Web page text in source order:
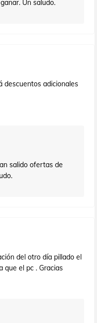
Un saludo.
descuentos adicionales
salido ofertas de
del otro día pillado el
que el pc . Gracias